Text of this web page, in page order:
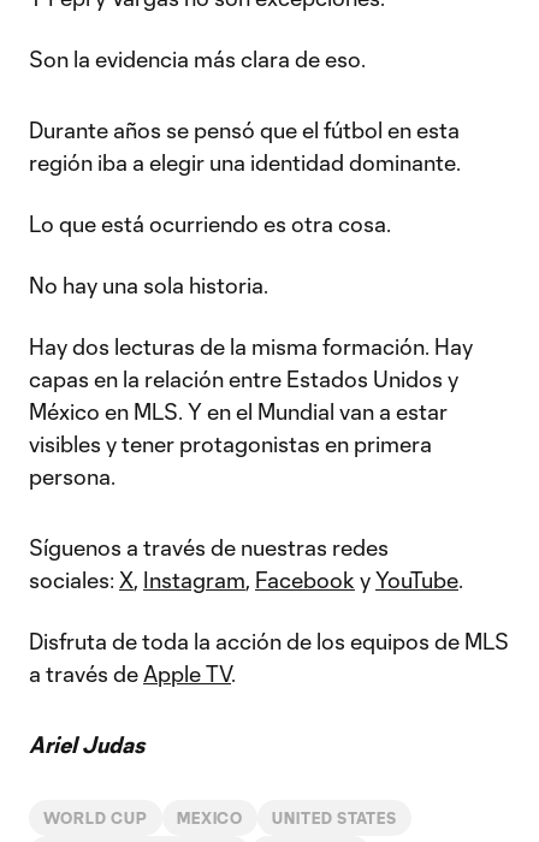
Son la evidencia más clara de eso.
Durante años se pensó que el fútbol en esta
región iba a elegir una identidad dominante.
Lo que está ocurriendo es otra cosa.
No hay una sola historia.
Hay dos lecturas de la misma formación. Hay
capas en la relación entre Estados Unidos y
México en MLS. Y en el Mundial van a estar
visibles y tener protagonistas en primera
persona.
Síguenos a través de nuestras redes
sociales: X, Instagram, Facebook yYouTube.
Disfruta de toda la acción de los equipos de MLS
a través de Apple TV.
Ariel Judas
WORLD CUP MEXICO UNITED STATES